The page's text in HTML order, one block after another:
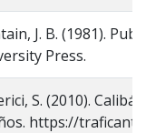
J. B. (1981).
Press.
S. (2010).
https://